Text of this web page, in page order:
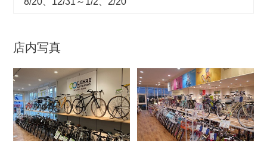
サイクルベースあさひ公式アプリ
ネットで注文、お店で受取り
アウトレット
自転車修理工賃
店内写真